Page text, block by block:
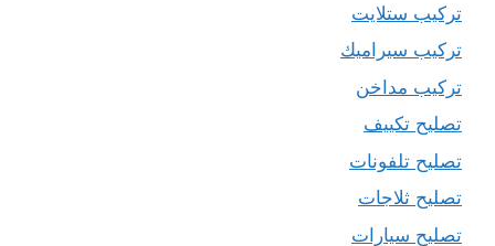
تركيب ستلايت
تركيب سيراميك
تركيب مداخن
تصليح تكييف
تصليح تلفونات
تصليح ثلاجات
تصليح سيارات